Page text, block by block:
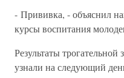
- Прививка, - объяснил
курсы воспитания
Результаты
узнали на следующий